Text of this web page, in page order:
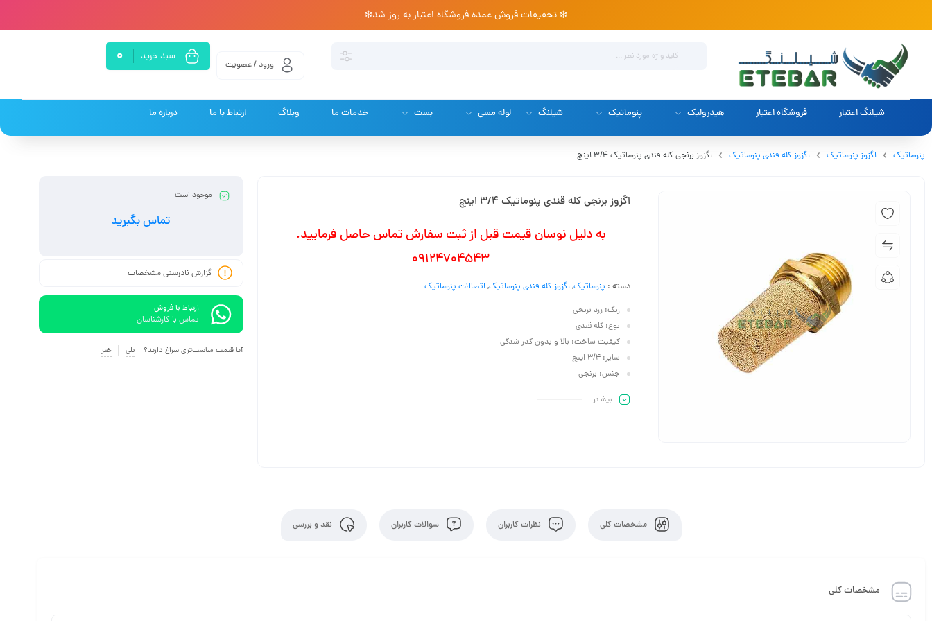
❄️ تخفیفات فروش عمده فروشگاه اعتبار به روز شد❄️
ورود / عضویت
سبد خرید 0
شیلنگ اعتبار فروشگاه اعتبار هیدرولیک پنوماتیک شیلنگ لوله مسی بست خدمات ما وبلاگ ارتباط با ما درباره ما
پنوماتیک اگزوز پنوماتیک اگزوز کله قندی پنوماتیک اگزوز برنجی کله قندی پنوماتیک 3/4 اینچ
اگزوز برنجی کله قندی پنوماتیک 3/4 اینچ
به دلیل نوسان قیمت قبل از ثبت سفارش تماس حاصل فرمایید.
09124704543
دسته : پنوماتیک,اگزوز کله قندی پنوماتیک,اتصالات پنوماتیک
رنگ: زرد برنجی
نوع: کله قندی
کیفیت ساخت: بالا و بدون کدر شدگی
سایز: 3/4 اینچ
جنس: برنجی
بیشـتر
موجود است
تماس بگیرید
گزارش نادرستی مشخصات
ارتباط با فروش
تماس با کارشناسان
آیا قیمت مناسب‌تری سراغ دارید؟ بلی خیر
مشخصات کلی نظرات کاربران سوالات کاربران نقد و بررسی
مشخصات کلی